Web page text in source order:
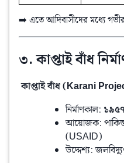
➡️ এতে আদিবাসীদের মধ্যে
৩. কাপ্তাই বাঁধ
কাপ্তাই বাঁধ (Karani
নির্মাণকাল:
আয়োজক:
(USAID)
উদ্দেশ্য: